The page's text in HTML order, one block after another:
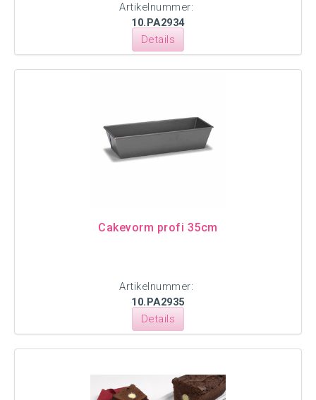
Artikelnummer:
10.PA2934
Details
Cakevorm profi 35cm
Artikelnummer:
10.PA2935
Details